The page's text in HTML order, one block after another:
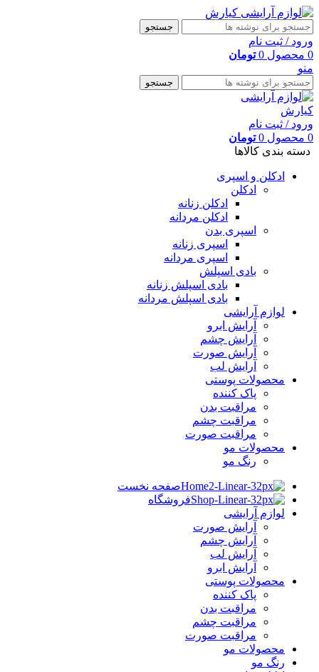
جستجو
ورود / ثبت نام
0 محصول 0 تومان
منو
جستجو
ورود / ثبت نام
0 محصول 0 تومان
دسته بندی کالاها
ادکلن و اسپری
ادکلن
ادکلن زنانه
ادکلن مردانه
اسپری بدن
اسپری زنانه
اسپری مردانه
بادی اسپلش
بادی اسپلش زنانه
بادی اسپلش مردانه
لوازم آرایشی
آرایش ابرو
آرایش چشم
آرایش صورت
آرایش لب
محصولات پوستی
پاک کننده
مراقبت بدن
مراقبت چشم
مراقبت صورت
محصولات مو
رنگ مو
صفحه نخست
فروشگاه
لوازم آرایشی
آرایش صورت
آرایش چشم
آرایش لب
آرایش ابرو
محصولات پوستی
پاک کننده
مراقبت بدن
مراقبت چشم
مراقبت صورت
محصولات مو
رنگ مو